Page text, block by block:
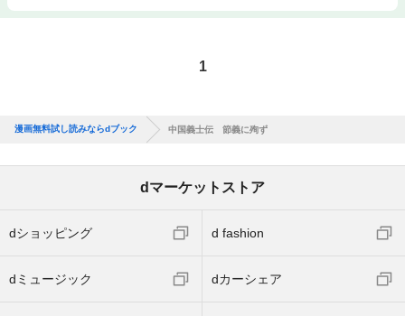
1
漫画無料試し読みならdブック 中国義士伝 節義に殉ず
dマーケットストア
dショッピング d fashion
dミュージック dカーシェア